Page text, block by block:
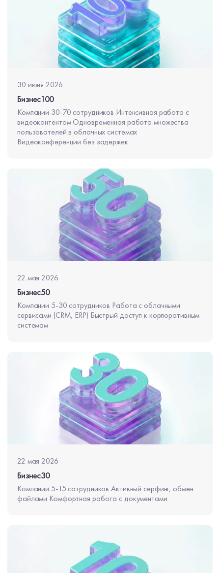
30 июня 2026
Бизнес100
Компании 30-70 сотрудников Интенсивная работа с
видеоконтентом Одновременная работа множества
пользователей в облачных системах
Видеоконференции без задержек
22 мая 2026
Бизнес50
Компании 5-30 сотрудников Работа с облачными
сервисами (CRM, ERP) Быстрый доступ к корпоративным
системам
22 мая 2026
Бизнес30
Компании 5-15 сотрудников Активный серфинг, обмен
файлами Комфортная работа с документами